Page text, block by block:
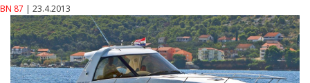
BN 87 | 23.4.2013